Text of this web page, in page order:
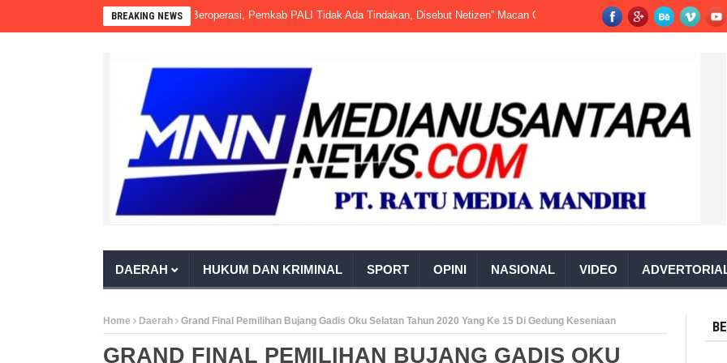
BREAKING NEWS
PKS PT Aburahmi Sudah Beroperasi, Pemkab PALI Tidak Ada Tindakan, Disebut Netizen” Macan Ompong” Kecelakaan Kerja-Terjadi di Pabrik
DAERAH HUKUM DAN KRIMINAL SPORT OPINI NASIONAL VIDEO
Home Daerah Grand Final Pemilihan Bujang Gadis Oku Selatan Tahun 2020 Yang Ke 15 Di Gedung Keseniaan
GRAND FINAL PEMILIHAN BUJANG GADIS OKU